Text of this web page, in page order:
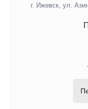
г. Ижевск, ул.